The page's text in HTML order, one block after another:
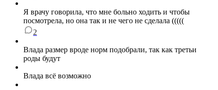
Я врачу говорила, что мне больно ходить и чтобы
посмотрела, но она так и не чего не сделала (((((
2
Влада размер вроде норм подобрали, так как третьи
роды будут
Влада всё возможно